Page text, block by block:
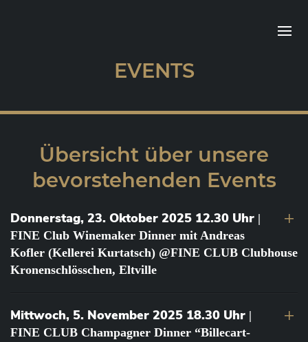
EVENTS
Übersicht über unsere
bevorstehenden Events
Donnerstag, 23. Oktober 2025 12.30 Uhr |
FINE Club Winemaker Dinner mit Andreas
Kofler (Kellerei Kurtatsch) @FINE CLUB Clubhouse
Kronenschlösschen, Eltville
Mittwoch, 5. November 2025 18.30 Uhr |
FINE CLUB Champagner Dinner “Billecart-